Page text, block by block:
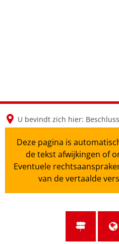
U bevindt zich hier:
Deze pagina is
de tekst afwijkingen of
Eventuele
van de vertaalde